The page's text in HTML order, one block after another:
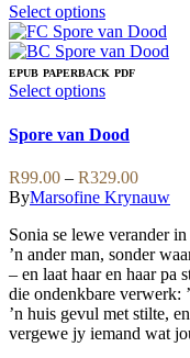
Select optionsThis
product
has
multiple
variants.
options
may
be
chosen
on
the
product
page
EPUB PAPERBACK PDF
Select optionsThis
has
multiple
variants.
The
options
may
be
chosen
on
the
product
Spore van Dood
R99.00 – R329.00Price
range:
through
ByMarsofine Krynauw
Sonia se lewe verander
’n ander man, sonder
– en laat haar en haar pa
die ondenkbare verwerk:
’n huis gevul met stilte,
vergewe jy iemand wat